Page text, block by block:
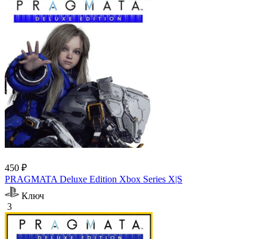
450 ₽
PRAGMATA Deluxe Edition Xbox Series X|S
Ключ
3